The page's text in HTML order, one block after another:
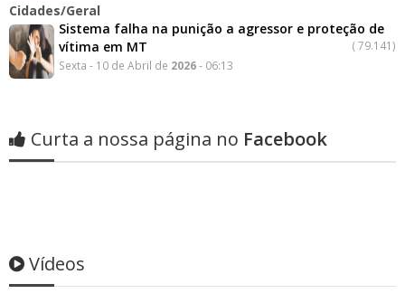
Cidades/Geral
Sistema falha na punição a agressor e proteção de
vítima em MT
(79.141)
Sexta - 10 de Abril de 2026- 06:13
Curta a nossa página no Facebook
Vídeos